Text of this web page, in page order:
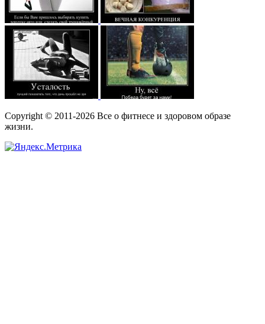
Copyright © 2011-2026 Все о фитнесе и здоровом образе
жизни.